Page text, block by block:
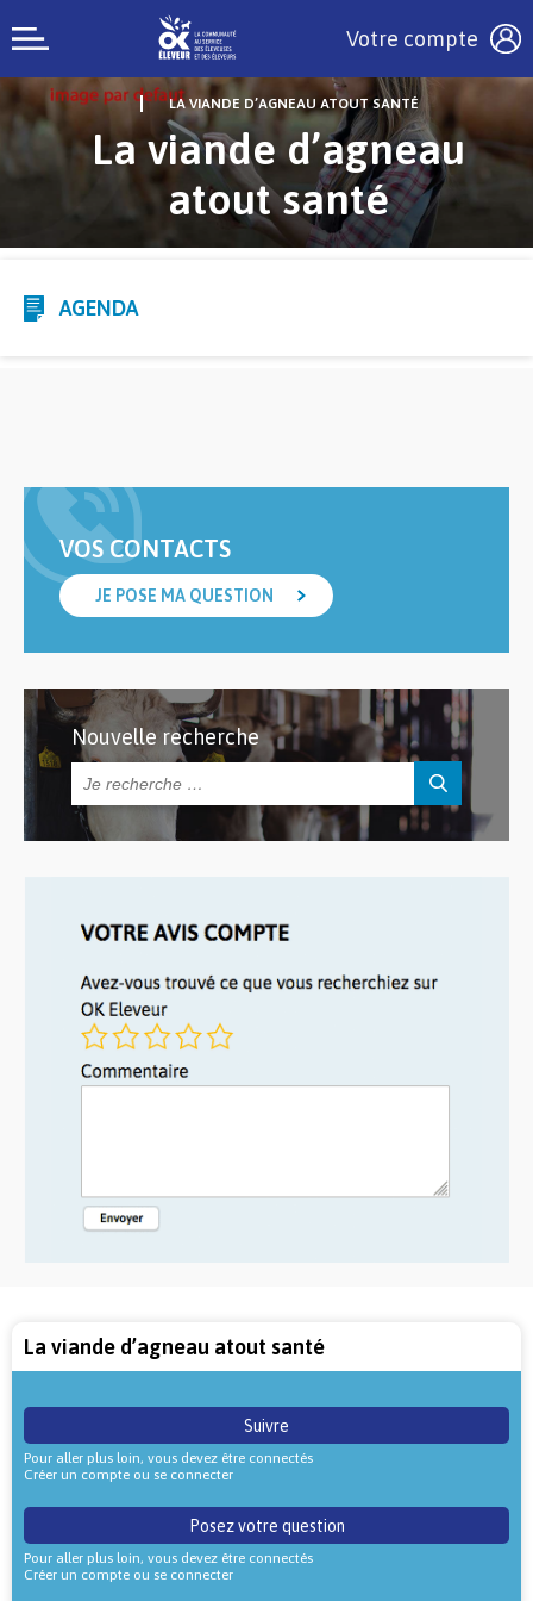
Votre compte
LA VIANDE D’AGNEAU ATOUT SANTÉ
La viande d’agneau
atout santé
AGENDA
VOS CONTACTS
JE POSE MA QUESTION
Nouvelle recherche
La viande d’agneau atout santé
Suivre
Pour aller plus loin, vous devez être connectés
Créer un compte ou se connecter
Posez votre question
Pour aller plus loin, vous devez être connectés
Créer un compte ou se connecter